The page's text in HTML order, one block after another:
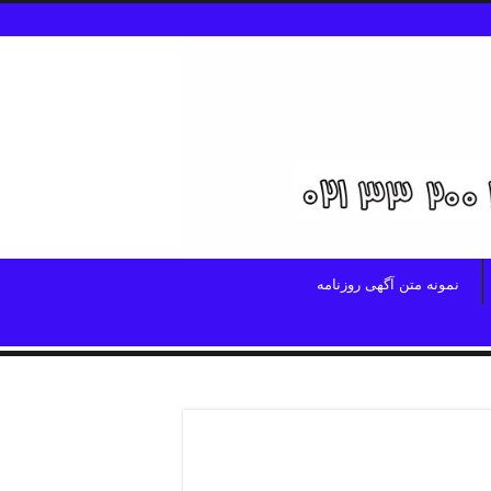
نمونه متن آگهی روزنامه